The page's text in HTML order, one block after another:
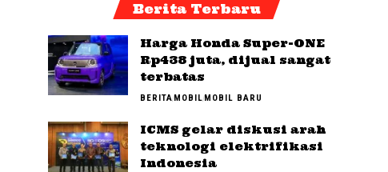
Berita Terbaru
Harga Honda Super-ONE
Rp438 juta, dijual sangat
terbatas
BERITAMOBILMOBIL BARU
ICMS gelar diskusi arah
teknologi elektrifikasi
Indonesia